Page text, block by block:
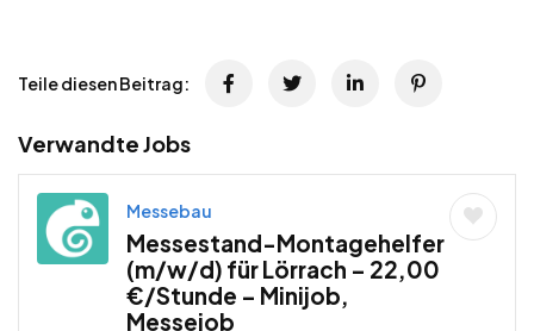
Teile diesen Beitrag:
Verwandte Jobs
Messebau
Messestand-Montagehelfer
(m/w/d) für Lörrach – 22,00
€/Stunde – Minijob,
Messejob